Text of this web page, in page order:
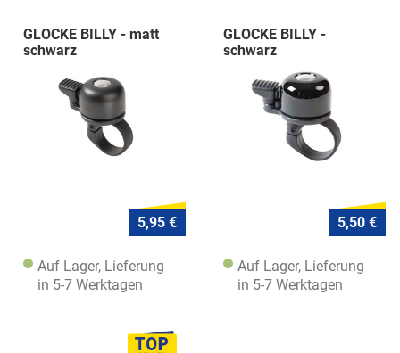
GLOCKE BILLY - matt
schwarz
5,95 €
Auf Lager, Lieferung
in 5-7 Werktagen
GLOCKE BILLY -
schwarz
5,50 €
Auf Lager, Lieferung
in 5-7 Werktagen